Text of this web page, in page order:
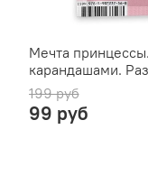
Мечта
карандашами.
199 руб
99 руб